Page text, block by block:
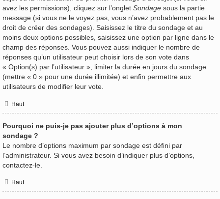
avez les permissions), cliquez sur l’onglet Sondage sous la partie
message (si vous ne le voyez pas, vous n’avez probablement pas le
droit de créer des sondages). Saisissez le titre du sondage et au
moins deux options possibles, saisissez une option par ligne dans le
champ des réponses. Vous pouvez aussi indiquer le nombre de
réponses qu’un utilisateur peut choisir lors de son vote dans
« Option(s) par l’utilisateur », limiter la durée en jours du sondage
(mettre « 0 » pour une durée illimitée) et enfin permettre aux
utilisateurs de modifier leur vote.
Haut
Pourquoi ne puis-je pas ajouter plus d’options à mon
sondage ?
Le nombre d’options maximum par sondage est défini par
l’administrateur. Si vous avez besoin d’indiquer plus d’options,
contactez-le.
Haut